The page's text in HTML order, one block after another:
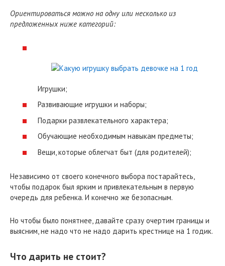
Ориентироваться можно на одну или несколько из
предложенных ниже категорий:
Игрушки;
Развивающие игрушки и наборы;
Подарки развлекательного характера;
Обучающие необходимым навыкам предметы;
Вещи, которые облегчат быт (для родителей);
Независимо от своего конечного выбора постарайтесь,
чтобы подарок был ярким и привлекательным в первую
очередь для ребенка. И конечно же безопасным.
Но чтобы было понятнее, давайте сразу очертим границы и
выясним, не надо что не надо дарить крестнице на 1 годик.
Что дарить не стоит?